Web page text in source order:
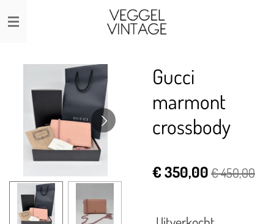
Ga
direct
hoofdinhoud
Gucci
marmont
crossbody
€ 350,00€ 450,00